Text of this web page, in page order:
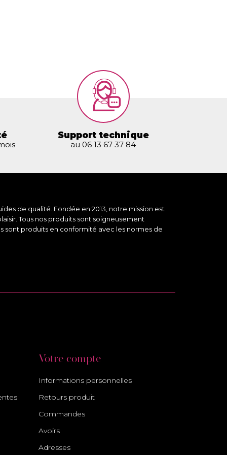
Support technique
au 06 13 67 37 84
de qualité. Fondée en 2013, notre mission est
Tous nos produits sont soigneusement
sont produits en conformité avec les normes de
Votre compte
Informations personnelles
Retours produit
Commandes
Avoirs
Adresses